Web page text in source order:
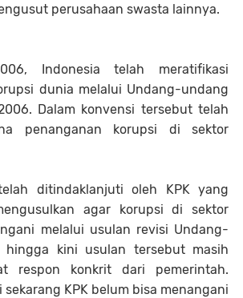
perusahaan swasta lainnya.
Indonesia telah meratifikasi
dunia melalui Undang-undang
Dalam konvensi tersebut telah
penanganan korupsi di sektor
ditindaklanjuti oleh KPK yang
agar korupsi di sektor
melalui usulan revisi Undang-
hingga kini usulan tersebut masih
respon konkrit dari pemerintah.
KPK belum bisa menangani